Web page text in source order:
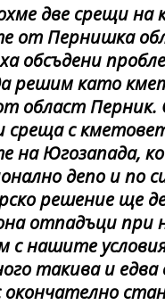
две срещи на
от Пернишка
обсъдени
решим като
област Перник.
среща с
на Югозапада,
депо и по
решение ще
отпадъци при
с нашите
такива и
окончателно